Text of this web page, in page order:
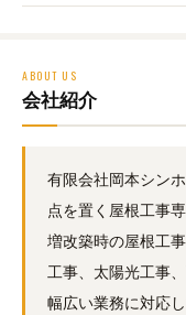
ABOUT US
会社紹介
有限会社岡本シン
点を置く屋根工事
増改築時の屋根工
工事、太陽光工事
幅広い業務に対応